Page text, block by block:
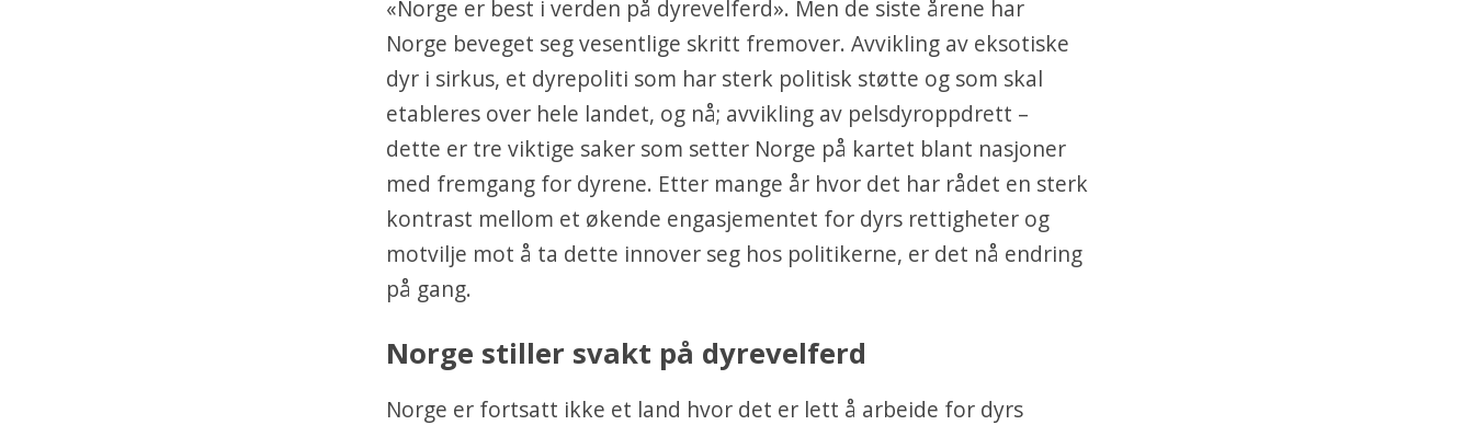
«Norge er best i verden på dyrevelferd». Men de siste årene har
Norge beveget seg vesentlige skritt fremover. Avvikling av eksotiske
dyr i sirkus, et dyrepoliti som har sterk politisk støtte og som skal
etableres over hele landet, og nå; avvikling av pelsdyroppdrett –
dette er tre viktige saker som setter Norge på kartet blant nasjoner
med fremgang for dyrene. Etter mange år hvor det har rådet en sterk
kontrast mellom et økende engasjementet for dyrs rettigheter og
motvilje mot å ta dette innover seg hos politikerne, er det nå endring
på gang.
Norge stiller svakt på dyrevelferd
Norge er fortsatt ikke et land hvor det er lett å arbeide for dyrs